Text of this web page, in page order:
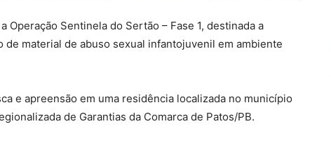
Sentinela do Sertão – Fase 1, destinada a
material de abuso sexual infantojuvenil em ambiente
e apreensão em uma residência localizada no município
de Garantias da Comarca de Patos/PB.